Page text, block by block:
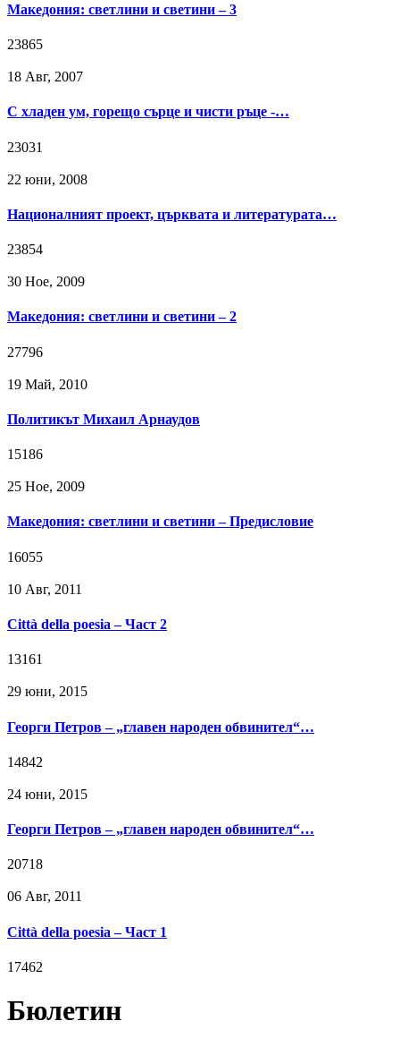
Македония: светлини и светини – 3
23865
18 Авг, 2007
С хладен ум, горещо сърце и чисти ръце -…
23031
22 юни, 2008
Националният проект, църквата и литературата…
23854
30 Ное, 2009
Македония: светлини и светини – 2
27796
19 Май, 2010
Политикът Михаил Арнаудов
15186
25 Ное, 2009
Македония: светлини и светини – Предисловие
16055
10 Авг, 2011
Città della poesia – Част 2
13161
29 юни, 2015
Георги Петров – „главен народен обвинител“…
14842
24 юни, 2015
Георги Петров – „главен народен обвинител“…
20718
06 Авг, 2011
Città della poesia – Част 1
17462
Бюлетин